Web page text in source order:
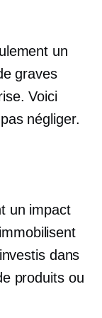
un
graves
Voici
négliger.
un impact
dans
produits ou